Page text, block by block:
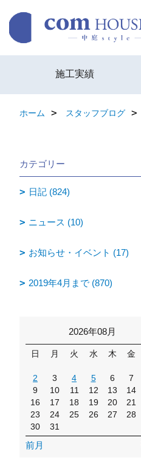
施工実績
ホーム スタッフブログ
カテゴリー
日記 (824)
ニュース (10)
お知らせ・イベント (17)
2019年4月まで (870)
2026年08月
日 月 火 水 木 金
2
3 4 5 6 7
9
10 11 12 13 14
16
17 18 19 20 21
23
24 25 26 27 28
30
31
前月